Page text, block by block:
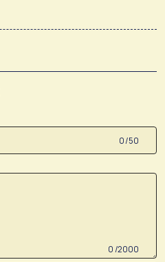
0 /50
0 /2000